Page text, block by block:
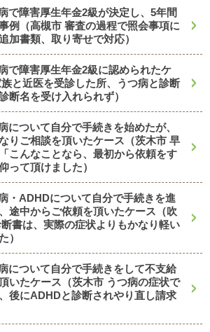
で障害厚生年金2級が決定し、5年間
例（高槻市 審査の過程で照会事項に
加書類、取り寄せで対応）
で障害厚生年金2級に認められたケ
と近医を受診した所、うつ病と診断
断名を受け入れられず）
について自分で手続きを始めたが、
りご相談を頂いたケース（茨木市 早
こんなことなら、最初から依頼をす
って頂けました）
・ADHDについて自分で手続きを進
途中からご依頼を頂いたケース（吹
書は、実際の症状よりもかなり軽い
）
について自分で手続きをして不支給
いたケース（茨木市 うつ病の症状で
後にADHDと診断されやり直し請求